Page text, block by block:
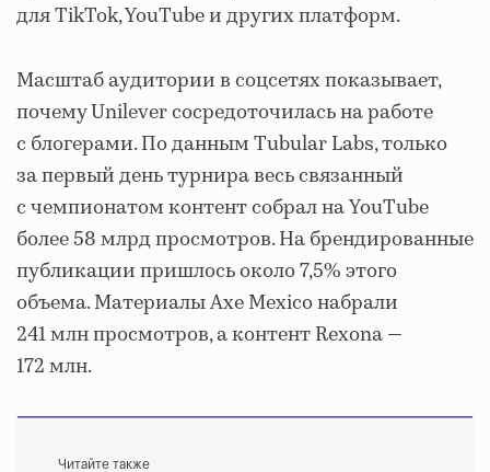
для TikTok, YouTube и других платформ.
Масштаб аудитории в соцсетях показывает,
почему Unilever сосредоточилась на работе
с блогерами. По данным Tubular Labs, только
за первый день турнира весь связанный
с чемпионатом контент собрал на YouTube
более 58 млрд просмотров. На брендированные
публикации пришлось около 7,5% этого
объема. Материалы Axe Mexico набрали
241 млн просмотров, а контент Rexona —
172 млн.
Читайте также